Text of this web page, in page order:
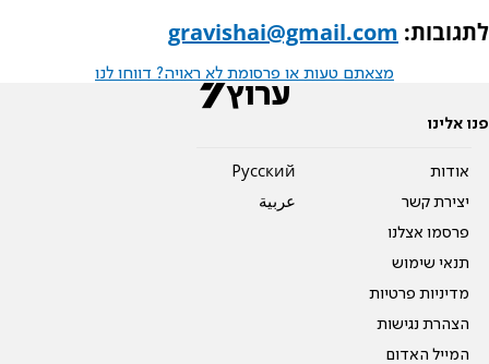
לתגובות: gravishai@gmail.com
מצאתם טעות או פרסומת לא ראויה? דווחו לנו
פנו אלינו
אודות
יצירת קשר
פרסמו אצלנו
תנאי שימוש
מדיניות פרטיות
הצהרת נגישות
המייל האדום
Pусский
عربية